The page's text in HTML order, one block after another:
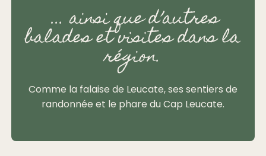
... ainsi que d’autres
balades et visites dans la
région.
Comme la falaise de Leucate, ses sentiers de
randonnée et le phare du Cap Leucate.